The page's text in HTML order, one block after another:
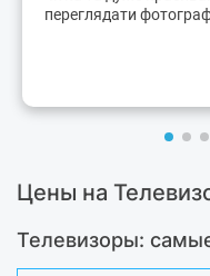
переглядати
Цены на
Телевизоры: